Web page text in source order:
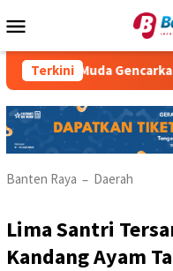
ke
Mobile
Terkini
Gencarkan Promosi
Banten Raya – Daerah
Lima Santri
Kandang Ayam